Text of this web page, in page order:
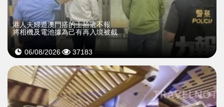
​港人夫婦遊澳門搭的士拾遺不報
將相機及電池據為己有再入境被截
06/08/2026 37183